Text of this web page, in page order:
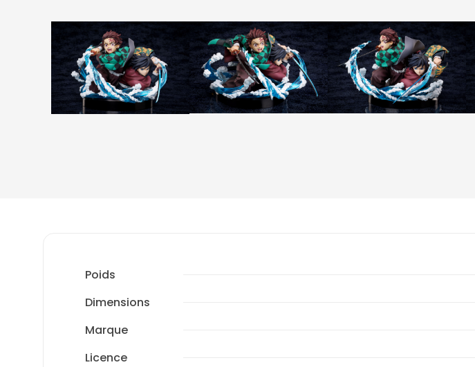
Poids
Dimensions
Marque
Licence